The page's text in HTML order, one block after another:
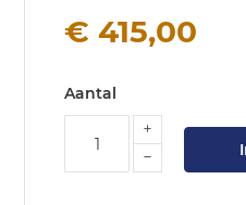
€ 415,00
Aantal